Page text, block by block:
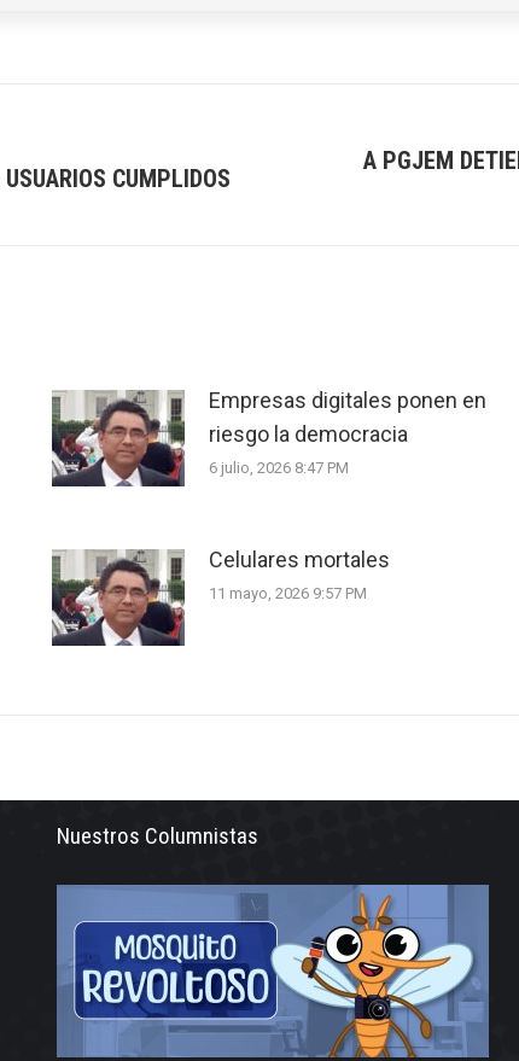
CUMPLIDOS
A PGJEM
Empresas digitales ponen en
riesgo la democracia
6 julio, 2026 8:47 PM
Celulares mortales
11 mayo, 2026 9:57 PM
Nuestros Columnistas